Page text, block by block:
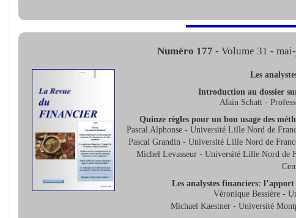
Numéro 177 - Volume 31 -
Les
Introduction au dossier
Alain Schatt -
Quinze règles pour un bon usage des
Pascal Alphonse - Université Lille Nord de
Pascal Grandin - Université Lille Nord de
Michel Levasseur - Université Lille Nord de
Les analystes financiers:
Véronique Bessière -
Michael Kaestner - Université